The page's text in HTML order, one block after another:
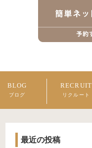
BLOG
ブログ
RECRUIT
リクルート
最近の投稿